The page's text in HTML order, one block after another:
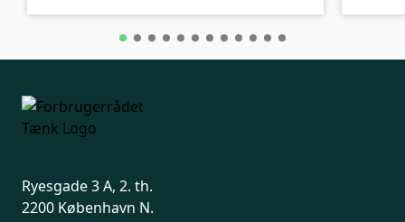
Ryesgade 3 A, 2. th.
2200 København N.